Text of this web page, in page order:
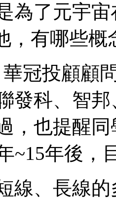
為了元宇
，有哪些概
華冠投顧顧
發科、智
，也提醒
~15年後，
線、長線